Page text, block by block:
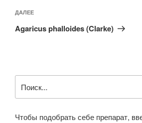
Следующая
запись
ДАЛЕЕ
Agaricus phalloides (Clarke)
Чтобы подобрать себе препарат,